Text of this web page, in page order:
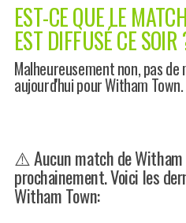
EST-CE QUE LE
EST DIFFUSÉ CE SOIR
Malheureusement non, pas
aujourd'hui pour Witham Town.
⚠️ Aucun match de Witham
prochainement. Voici les
Witham Town: